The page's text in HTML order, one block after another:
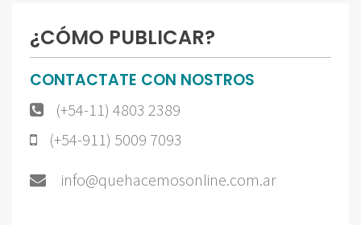
¿CÓMO PUBLICAR?
CONTACTATE CON NOSTROS
(+54-11) 4803 2389
(+54-911) 5009 7093
info@quehacemosonline.com.ar